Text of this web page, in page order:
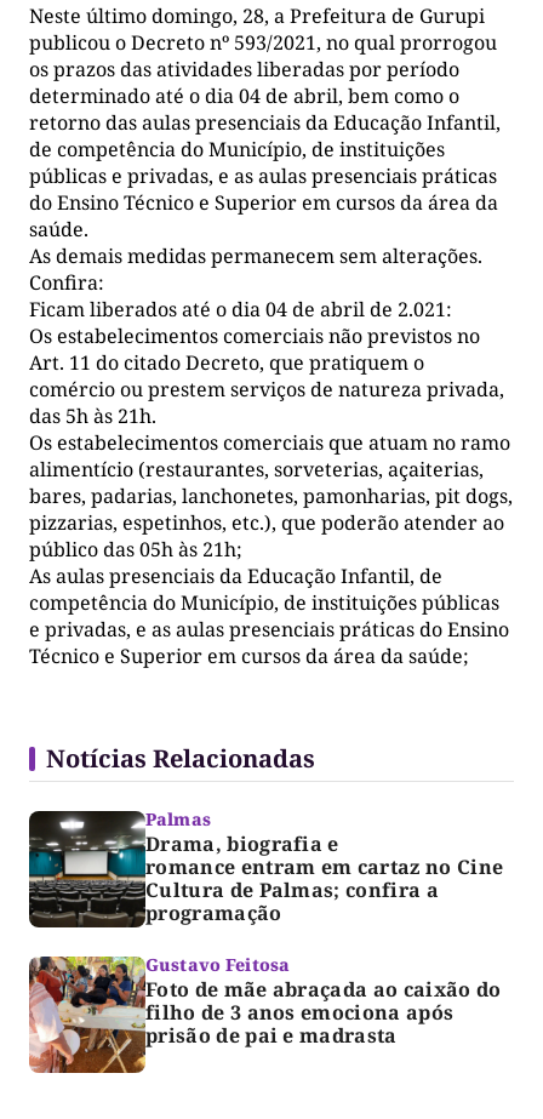
Neste último domingo, 28, a Prefeitura de Gurupi
publicou o Decreto nº 593/2021, no qual prorrogou
os prazos das atividades liberadas por período
determinado até o dia 04 de abril, bem como o
retorno das aulas presenciais da Educação Infantil,
de competência do Município, de instituições
públicas e privadas, e as aulas presenciais práticas
do Ensino Técnico e Superior em cursos da área da
saúde.
As demais medidas permanecem sem alterações.
Confira:
Ficam liberados até o dia 04 de abril de 2.021:
Os estabelecimentos comerciais não previstos no
Art. 11 do citado Decreto, que pratiquem o
comércio ou prestem serviços de natureza privada,
das 5h às 21h.
Os estabelecimentos comerciais que atuam no ramo
alimentício (restaurantes, sorveterias, açaiterias,
bares, padarias, lanchonetes, pamonharias, pit dogs,
pizzarias, espetinhos, etc.), que poderão atender ao
público das 05h às 21h;
As aulas presenciais da Educação Infantil, de
competência do Município, de instituições públicas
e privadas, e as aulas presenciais práticas do Ensino
Técnico e Superior em cursos da área da saúde;
Notícias Relacionadas
Palmas
Drama, biografia e
romance entram em cartaz no Cine
Cultura de Palmas; confira a
programação
Gustavo Feitosa
Foto de mãe abraçada ao caixão do
filho de 3 anos emociona após
prisão de pai e madrasta